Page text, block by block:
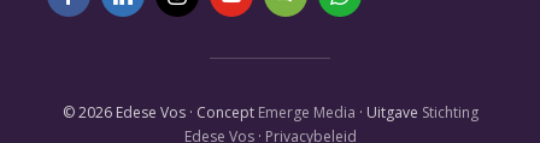
© 2026 Edese Vos · Concept Emerge Media · Uitgave Stichting
Edese Vos· Privacybeleid